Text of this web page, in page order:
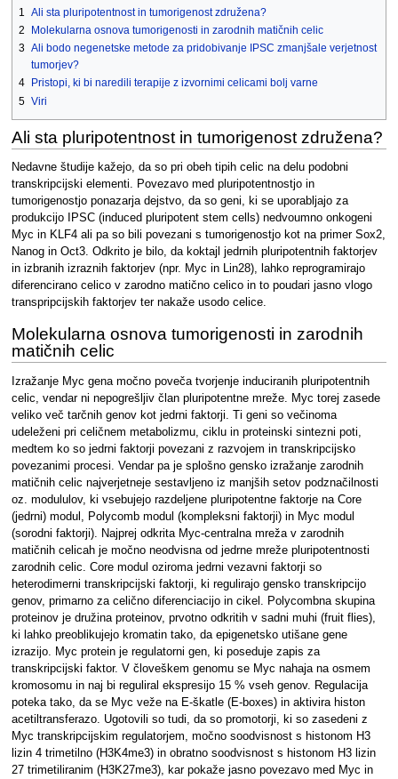
1
Ali sta pluripotentnost in tumorigenost združena?
2
Molekularna osnova tumorigenosti in zarodnih matičnih celic
3 Ali bodo negenetske metode za pridobivanje IPSC zmanjšale verjetnost
tumorjev?
4
Pristopi, ki bi naredili terapije z izvornimi celicami bolj varne
5 Viri
Ali sta pluripotentnost in tumorigenost združena?
Nedavne študije kažejo, da so pri obeh tipih celic na delu podobni
transkripcijski elementi. Povezavo med pluripotentnostjo in
tumorigenostjo ponazarja dejstvo, da so geni, ki se uporabljajo za
produkcijo IPSC (induced pluripotent stem cells) nedvoumno onkogeni
Myc in KLF4 ali pa so bili povezani s tumorigenostjo kot na primer Sox2,
Nanog in Oct3. Odkrito je bilo, da koktajl jedrnih pluripotentnih faktorjev
in izbranih izraznih faktorjev (npr. Myc in Lin28), lahko reprogramirajo
diferencirano celico v zarodno matično celico in to poudari jasno vlogo
transpripcijskih faktorjev ter nakaže usodo celice.
Molekularna osnova tumorigenosti in zarodnih
matičnih celic
Izražanje Myc gena močno poveča tvorjenje induciranih pluripotentnih
celic, vendar ni nepogrešljiv član pluripotentne mreže. Myc torej zasede
veliko več tarčnih genov kot jedrni faktorji. Ti geni so večinoma
udeleženi pri celičnem metabolizmu, ciklu in proteinski sintezni poti,
medtem ko so jedrni faktorji povezani z razvojem in transkripcijsko
povezanimi procesi. Vendar pa je splošno gensko izražanje zarodnih
matičnih celic najverjetneje sestavljeno iz manjših setov podznačilnosti
oz. modululov, ki vsebujejo razdeljene pluripotentne faktorje na Core
(jedrni) modul, Polycomb modul (kompleksni faktorji) in Myc modul
(sorodni faktorji). Najprej odkrita Myc-centralna mreža v zarodnih
matičnih celicah je močno neodvisna od jedrne mreže pluripotentnosti
zarodnih celic. Core modul oziroma jedrni vezavni faktorji so
heterodimerni transkripcijski faktorji, ki regulirajo gensko transkripcijo
genov, primarno za celično diferenciacijo in cikel. Polycombna skupina
proteinov je družina proteinov, prvotno odkritih v sadni muhi (fruit flies),
ki lahko preoblikujejo kromatin tako, da epigenetsko utišane gene
izrazijo. Myc protein je regulatorni gen, ki poseduje zapis za
transkripcijski faktor. V človeškem genomu se Myc nahaja na osmem
kromosomu in naj bi reguliral ekspresijo 15 % vseh genov. Regulacija
poteka tako, da se Myc veže na E-škatle (E-boxes) in aktivira histon
acetiltransferazo. Ugotovili so tudi, da so promotorji, ki so zasedeni z
Myc transkripcijskim regulatorjem, močno soodvisnost s histonom H3
lizin 4 trimetilno (H3K4me3) in obratno soodvisnost s histonom H3 lizin
27 trimetiliranim (H3K27me3), kar pokaže jasno povezavo med Myc in